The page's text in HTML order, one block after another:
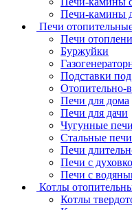
Печи-камины
Печи
Печи
Буржуйки
Подставки
Отопительно-
Печи для дома
Печи для дачи
Чугунные
Стальные
Печи
Печи с
Печи с
Котлы
Котлы